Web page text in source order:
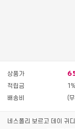
상품가
적립금
1%
배송비
(
네스폴리 보르고 데이 귀디